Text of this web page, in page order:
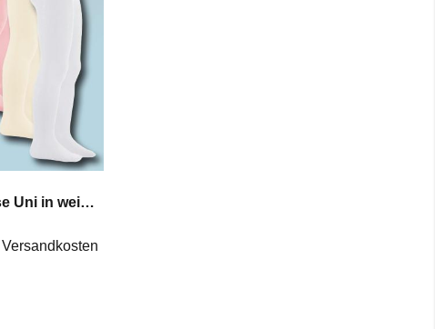
Playshoes Strumpfhose Uni in weiß natur rose rot bleu grau marine Gr 50 bis 128
Versandkosten